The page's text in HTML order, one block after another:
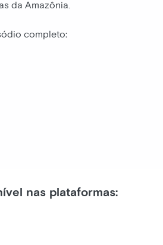
da Amazônia.
completo:
nas plataformas: